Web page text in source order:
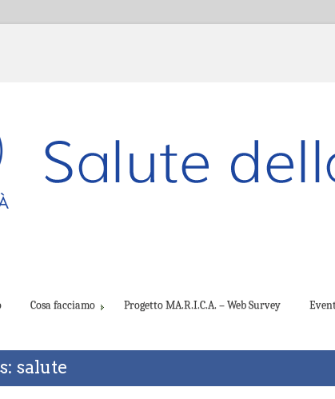
Cosa facciamo Progetto MA.R.I.C.A. – Web Survey
salute